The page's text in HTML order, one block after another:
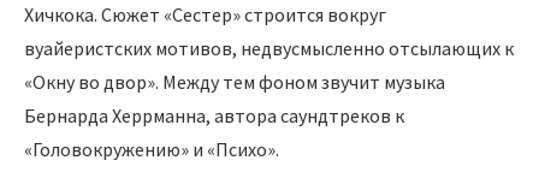
Хичкока. Сюжет «Сестер» строится вокруг
вуайеристских мотивов, недвусмысленно отсылающих к
«Окну во двор». Между тем фоном звучит музыка
Бернарда Херрманна, автора саундтреков к
«Головокружению» и «Психо».